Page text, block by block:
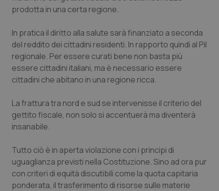
prodotta in una certa regione.
In pratica il diritto alla salute sarà finanziato a seconda
del reddito dei cittadini residenti. In rapporto quindi al Pil
regionale. Per essere curati bene non basta più
essere cittadini italiani, ma è necessario essere
cittadini che abitano in una regione ricca.
La frattura tra nord e sud se intervenisse il criterio del
gettito fiscale, non solo si accentuerà ma diventerà
insanabile.
Tutto ciò è in aperta violazione con i principi di
uguaglianza previsti nella Costituzione. Sino ad ora pur
con criteri di equità discutibili come la quota capitaria
ponderata, il trasferimento di risorse sulle materie
tracking-sites-ironfish-
tracking-enable
www.quotidianosanita.it
tracking-sites-ironfish-
session-id
www.quotidianosanita.it